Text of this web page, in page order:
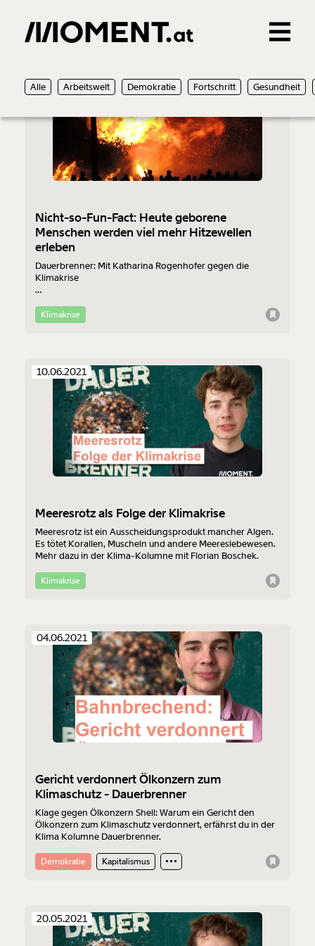
Veränderung
WerdeFördermitgliedund wir können gemeinsam
unsere Wirtschaft so gestalten, dass sie für alle
0Treffer 0Artikel
Alle Arbeitswelt Demokratie Fortschritt Gesundheit
29.09.2021
Nicht-so-Fun-Fact: Heute geborene
Menschen werden viel mehr Hitzewellen
erleben
Dauerbrenner: Mit Katharina Rogenhofer gegen die
Klimakrise
Dauerbrenner neue nicht-so-Fun-Facts über das Klima.
Thema heute: Hitzewellen - wie viele du noch erleben wirst
Klimakrise
10.06.2021
Meeresrotz als Folge der Klimakrise
Meeresrotz ist ein Ausscheidungsprodukt mancher Algen.
Es tötet Korallen, Muscheln und andere Meereslebewesen.
Mehr dazu in der Klima-Kolumne mit Florian Boschek.
Klimakrise
04.06.2021
Gericht verdonnert Ölkonzern zum
Klimaschutz - Dauerbrenner
Klage gegen Ölkonzern Shell: Warum ein Gericht den
Ölkonzern zum Klimaschutz verdonnert, erfährst du in der
Klima Kolumne Dauerbrenner.
Demokratie Kapitalismus
20.05.2021